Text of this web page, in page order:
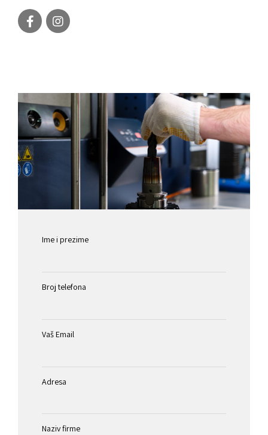
Ime i prezime
Broj telefona
Vaš Email
Adresa
Naziv firme